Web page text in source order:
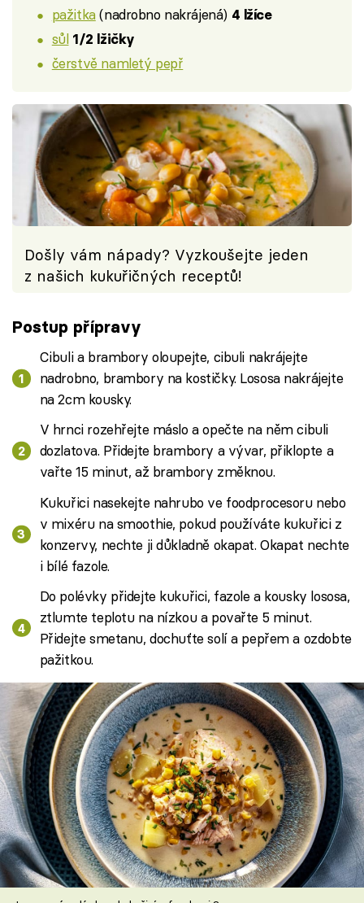
pažitka(nadrobno nakrájená) 4 lžíce
sůl 1/2 lžičky
čerstvě namletý pepř
Došly vám nápady? Vyzkoušejte jeden
z našich kukuřičných receptů!
Postup přípravy
Cibuli a brambory oloupejte, cibuli nakrájejte
nadrobno, brambory na kostičky. Lososa nakrájejte
na 2cm kousky.
V hrnci rozehřejte máslo a opečte na něm cibuli
dozlatova. Přidejte brambory a vývar, přiklopte a
vařte 15 minut, až brambory změknou.
Kukuřici nasekejte nahrubo ve foodprocesoru nebo
v mixéru na smoothie, pokud používáte kukuřici z
konzervy, nechte ji důkladně okapat. Okapat nechte
i bílé fazole.
Do polévky přidejte kukuřici, fazole a kousky lososa,
ztlumte teplotu na nízkou a povařte 5 minut.
Přidejte smetanu, dochuťte solí a pepřem a ozdobte
pažitkou.